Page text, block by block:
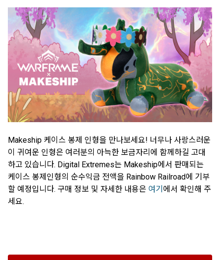
Makeship 케이스 봉제 인형을 만나보세요! 너무나 사랑스러운
이 귀여운 인형은 여러분의 아늑한 보금자리에 함께하길 고대
하고 있습니다. Digital Extremes는 Makeship에서 판매되는
케이스 봉제인형의 순수익금 전액을 Rainbow Railroad에 기부
할 예정입니다. 구매 정보 및 자세한 내용은 여기 에서 확인해 주
세요.